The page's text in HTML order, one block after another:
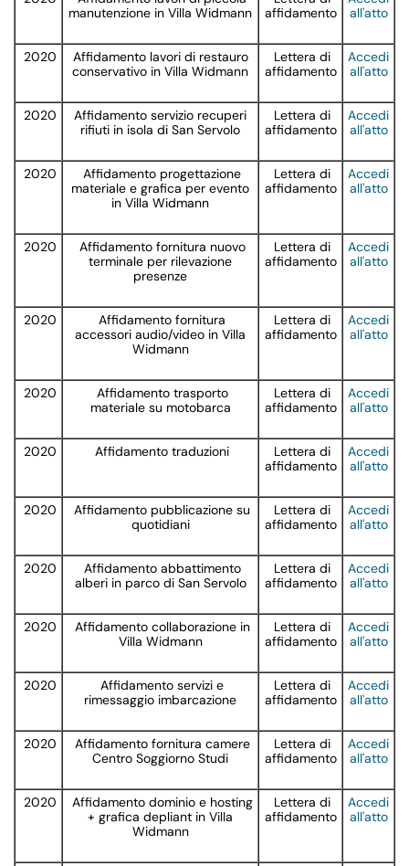
manutenzione in Villa Widmann
affidamento
all'atto
2020
Affidamento lavori di restauro
conservativo in Villa Widmann
Lettera di
affidamento
Accedi
all'atto
2020
Affidamento servizio recuperi
rifiuti in isola di San Servolo
Lettera di
affidamento
Accedi
all'atto
2020
Affidamento progettazione
materiale e grafica per evento
in Villa Widmann
Lettera di
affidamento
Accedi
all'atto
2020
Affidamento fornitura nuovo
terminale per rilevazione
presenze
Lettera di
affidamento
Accedi
all'atto
2020
Affidamento fornitura
accessori audio/video in Villa
Widmann
Lettera di
affidamento
Accedi
all'atto
2020
Affidamento trasporto
materiale su motobarca
Lettera di
affidamento
Accedi
all'atto
2020 Affidamento traduzioni
Lettera di
affidamento
Accedi
all'atto
2020
Affidamento pubblicazione su
quotidiani
Lettera di
affidamento
Accedi
all'atto
2020
Affidamento abbattimento
alberi in parco di San Servolo
Lettera di
affidamento
Accedi
all'atto
2020
Affidamento collaborazione in
Villa Widmann
Lettera di
affidamento
Accedi
all'atto
2020
Affidamento servizi e
rimessaggio imbarcazione
Lettera di
affidamento
Accedi
all'atto
2020
Affidamento fornitura camere
Centro Soggiorno Studi
Lettera di
affidamento
Accedi
all'atto
2020
Affidamento dominio e hosting
+ grafica depliant in Villa
Widmann
Lettera di
affidamento
Accedi
all'atto